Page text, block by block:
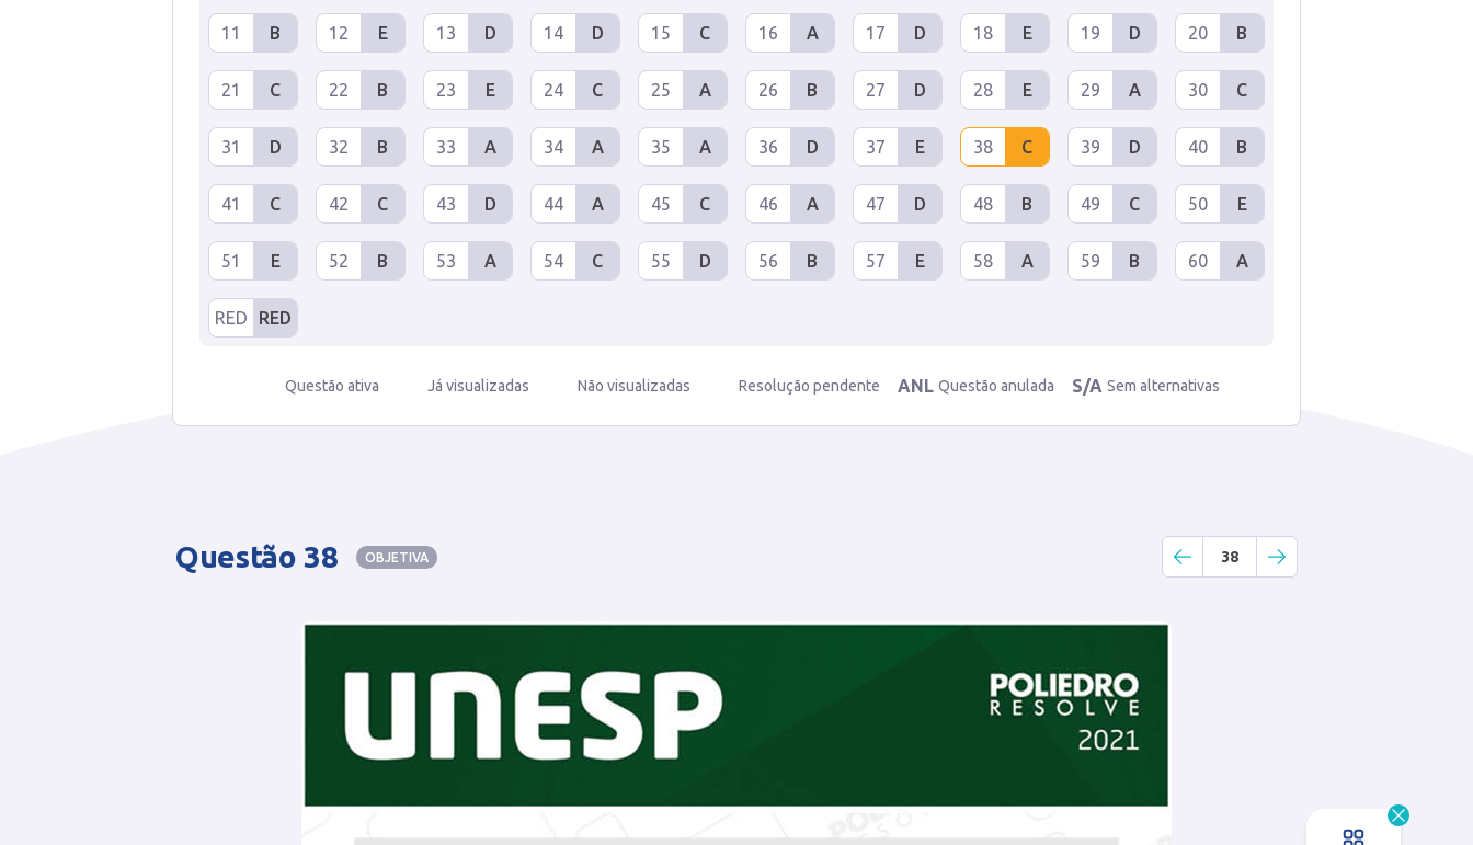
11 B 12 E 13 D 14 D 15 C 16 A 17 D 18 E 19 D 20 B
21 C 22 B 23 E 24 C 25 A 26 B 27 D 28 E 29 A 30 C
31 D 32 B 33 A 34 A 35 A 36 D 37 E 38 C 39 D 40 B
41 C 42 C 43 D 44 A 45 C 46 A 47 D 48 B 49 C 50 E
51 E 52 B 53 A 54 C 55 D 56 B 57 E 58 A 59 B 60 A
RED RED
Questão ativa Já visualizadas Não visualizadas Resolução pendente ANL Questão anulada S/A Sem alternativas
Questão 38 OBJETIVA 38